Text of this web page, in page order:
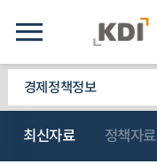
경제정책정보
최신자료 정책자료